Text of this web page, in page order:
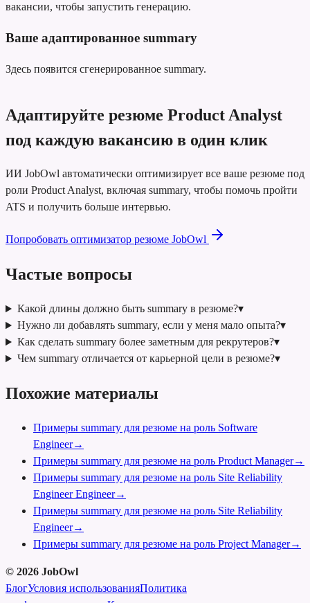
вакансии, чтобы запустить генерацию.
Ваше адаптированное summary
Здесь появится сгенерированное summary.
Адаптируйте резюме Product Analyst
под каждую вакансию в один клик
ИИ JobOwl автоматически оптимизирует все ваше резюме под
роли Product Analyst, включая summary, чтобы помочь пройти
ATS и получить больше интервью.
Попробовать оптимизатор резюме JobOwl
Частые вопросы
Какой длины должно быть summary в резюме?▾
Нужно ли добавлять summary, если у меня мало опыта?▾
Как сделать summary более заметным для рекрутеров?▾
Чем summary отличается от карьерной цели в резюме?▾
Похожие материалы
Примеры summary для резюме на роль Software
Engineer→
Примеры summary для резюме на роль Product Manager→
Примеры summary для резюме на роль Site Reliability
Engineer Engineer→
Примеры summary для резюме на роль Site Reliability
Engineer→
Примеры summary для резюме на роль Project Manager→
© 2026 JobOwl
БлогУсловия использованияПолитика